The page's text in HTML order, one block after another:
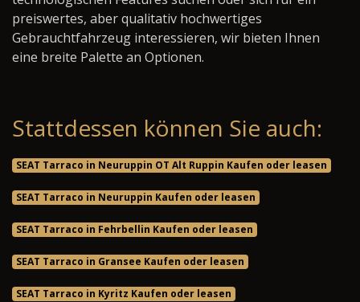
preiswertes, aber qualitativ hochwertiges
Gebrauchtfahrzeug interessieren, wir bieten Ihnen
eine breite Palette an Optionen.
Stattdessen können Sie auch:
SEAT Tarraco in Neuruppin OT Alt Ruppin Kaufen oder leasen
SEAT Tarraco in Neuruppin Kaufen oder leasen
SEAT Tarraco in Fehrbellin Kaufen oder leasen
SEAT Tarraco in Gransee Kaufen oder leasen
SEAT Tarraco in Kyritz Kaufen oder leasen